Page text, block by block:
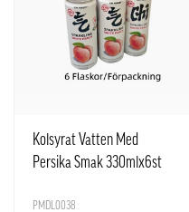
Kolsyrat Vatten Med
Persika Smak 330mlx6st
PMDL0038